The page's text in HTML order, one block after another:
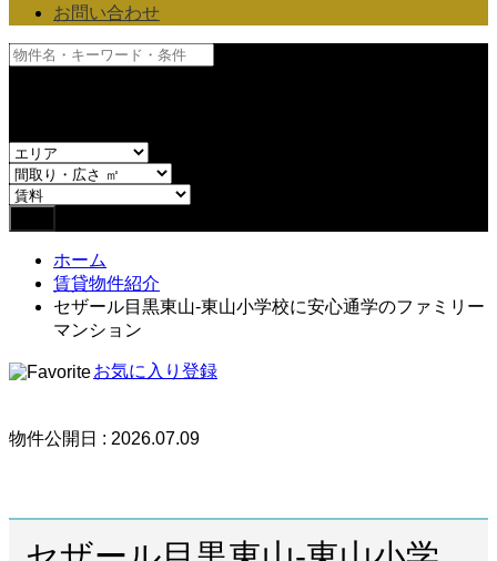
お問い合わせ
ホーム
賃貸物件紹介
セザール目黒東山-東山小学校に安心通学のファミリー
マンション
お気に入り登録
物件公開日 : 2026.07.09